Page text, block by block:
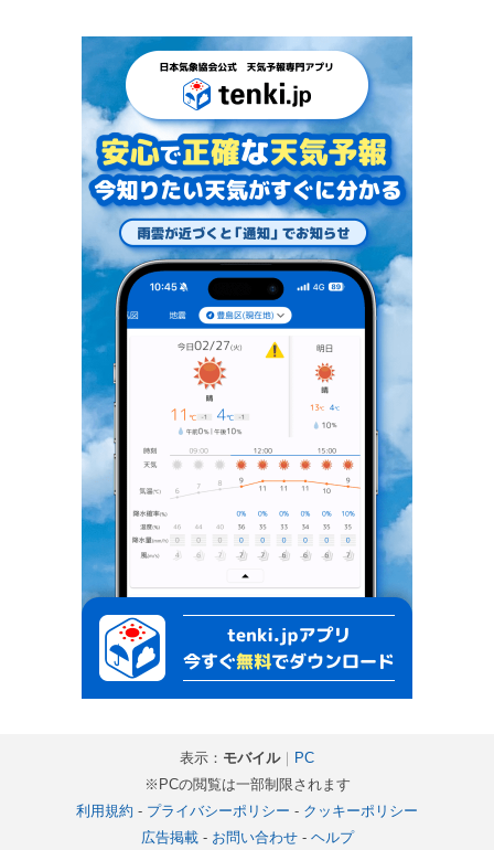
表示： モバイル｜ PC
※PCの閲覧は一部制限されます
利用規約 - プライバシーポリシー - クッキーポリシー
広告掲載- お問い合わせ- ヘルプ